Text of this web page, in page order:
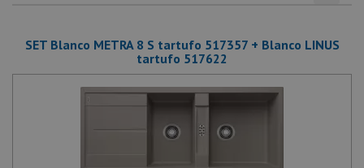
SET Blanco METRA 8 S tartufo 517357 + Blanco LINUS
tartufo 517622